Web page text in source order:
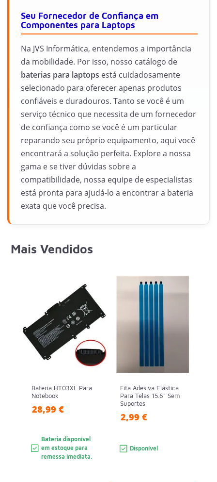
Seu Fornecedor de Confiança em
Componentes para Laptops
Na JVS Informática, entendemos a importância
da mobilidade. Por isso, nosso catálogo de
baterias para laptops está cuidadosamente
selecionado para oferecer apenas produtos
confiáveis e duradouros. Tanto se você é um
serviço técnico que necessita de um fornecedor
de confiança como se você é um particular
reparando seu próprio equipamento, aqui você
encontrará a solução perfeita. Explore a nossa
gama e se tiver dúvidas sobre a
compatibilidade, nossa equipe de especialistas
está pronta para ajudá-lo a encontrar a bateria
exata que você precisa.
Mais Vendidos
Bateria HT03XL Para
Notebook
28,99 €
Bateria disponível
em estoque para
remessa imediata.
Fita Adesiva Elástica
Para Telas 15.6" Sem
Suportes
2,99 €
Disponível